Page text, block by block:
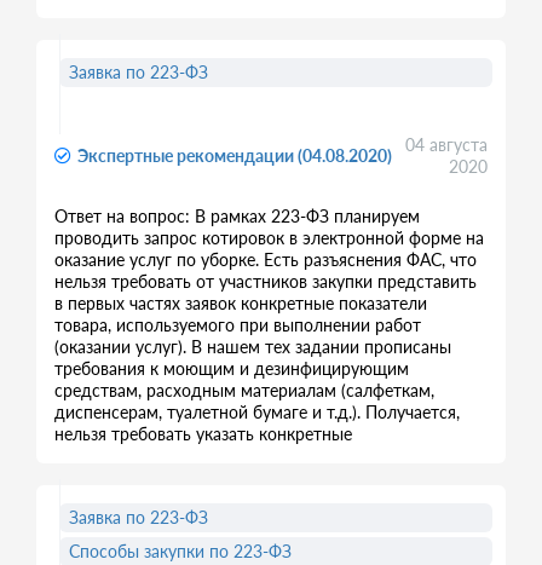
Экспертные рекомендации (04.08.2020)
04 августа
2020
Ответ на вопрос: В рамках 223-ФЗ планируем
проводить запрос котировок в электронной форме на
оказание услуг по уборке. Есть разъяснения ФАС, что
нельзя требовать от участников закупки представить
в первых частях заявок конкретные показатели
товара, используемого при выполнении работ
(оказании услуг). В нашем тех задании прописаны
требования к моющим и дезинфицирующим
средствам, расходным материалам (салфеткам,
диспенсерам, туалетной бумаге и т.д.). Получается,
нельзя требовать указать конкретные
Заявка по 223-ФЗ
Заявка по 223-ФЗ
Способы закупки по 223-ФЗ